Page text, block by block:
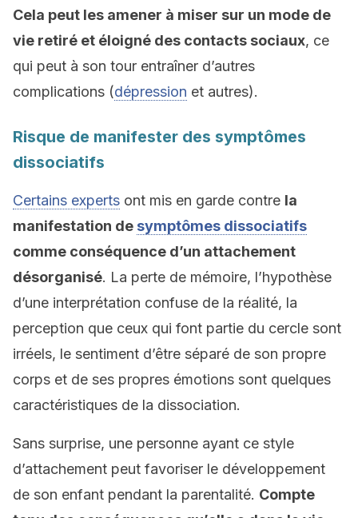
Cela peut les amener à miser sur un mode de
vie retiré et éloigné des contacts sociaux, ce
qui peut à son tour entraîner d’autres
complications (dépression et autres).
Risque de manifester des symptômes
dissociatifs
Certains experts ont mis en garde contre la
manifestation de symptômes dissociatifs
comme conséquence d’un attachement
désorganisé. La perte de mémoire, l’hypothèse
d’une interprétation confuse de la réalité, la
perception que ceux qui font partie du cercle sont
irréels, le sentiment d’être séparé de son propre
corps et de ses propres émotions sont quelques
caractéristiques de la dissociation.
Sans surprise, une personne ayant ce style
d’attachement peut favoriser le développement
de son enfant pendant la parentalité. Compte